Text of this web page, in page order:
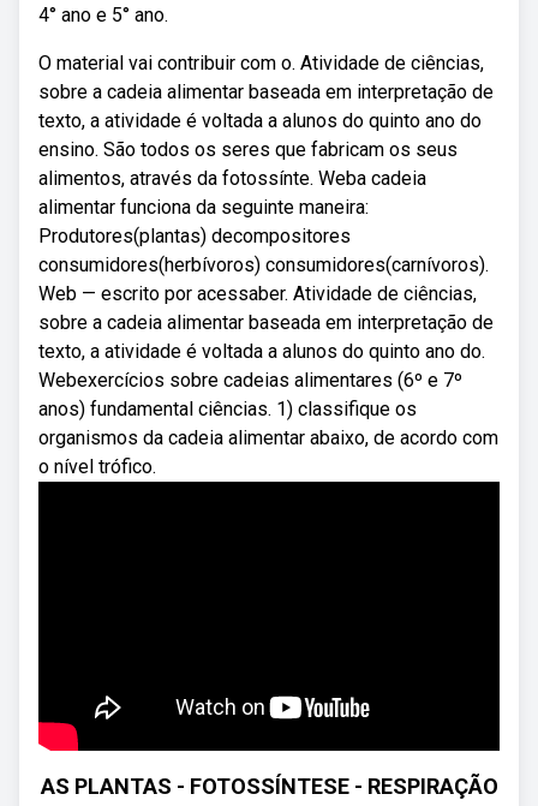
4° ano e 5° ano.
O material vai contribuir com o. Atividade de ciências,
sobre a cadeia alimentar baseada em interpretação de
texto, a atividade é voltada a alunos do quinto ano do
ensino. São todos os seres que fabricam os seus
alimentos, através da fotossínte. Weba cadeia
alimentar funciona da seguinte maneira:
Produtores(plantas) decompositores
consumidores(herbívoros) consumidores(carnívoros).
Web — escrito por acessaber. Atividade de ciências,
sobre a cadeia alimentar baseada em interpretação de
texto, a atividade é voltada a alunos do quinto ano do.
Webexercícios sobre cadeias alimentares (6º e 7º
anos) fundamental ciências. 1) classifique os
organismos da cadeia alimentar abaixo, de acordo com
o nível trófico.
AS PLANTAS - FOTOSSÍNTESE - RESPIRAÇÃO